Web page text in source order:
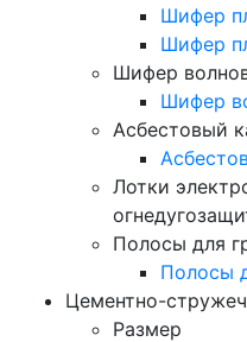
Шифер
Шифер
Шифер
Шифер
Асбестовый
Лотки
Полосы для
Полосы
Цементно-
Размер